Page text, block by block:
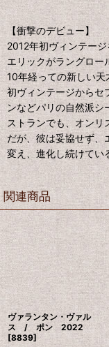
【衝撃のデビュー】
2012年初ヴィンテージ
エリックがラングロ
10年経っての新しい天
初ヴィンテージからセ
ンなどパリの自然派シ
ストランでも、オンリ
だが、彼は妥協せず、
変え、進化し続けてい
関連商品
ヴァランタン・ヴァル
ス / ポン 2022
[8839]